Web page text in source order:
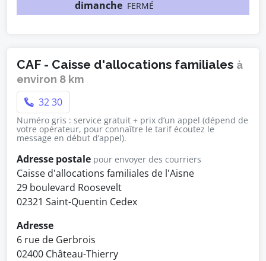
dimanche FERMÉ
CAF - Caisse d'allocations familiales à
environ 8 km
32 30
Numéro gris : service gratuit + prix d’un appel (dépend de
votre opérateur, pour connaître le tarif écoutez le
message en début d’appel).
Adresse postale pour envoyer des courriers
Caisse d'allocations familiales de l'Aisne
29 boulevard Roosevelt
02321 Saint-Quentin Cedex
Adresse
6 rue de Gerbrois
02400 Château-Thierry